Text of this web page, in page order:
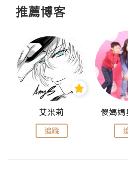
推薦博客
艾米莉
追蹤